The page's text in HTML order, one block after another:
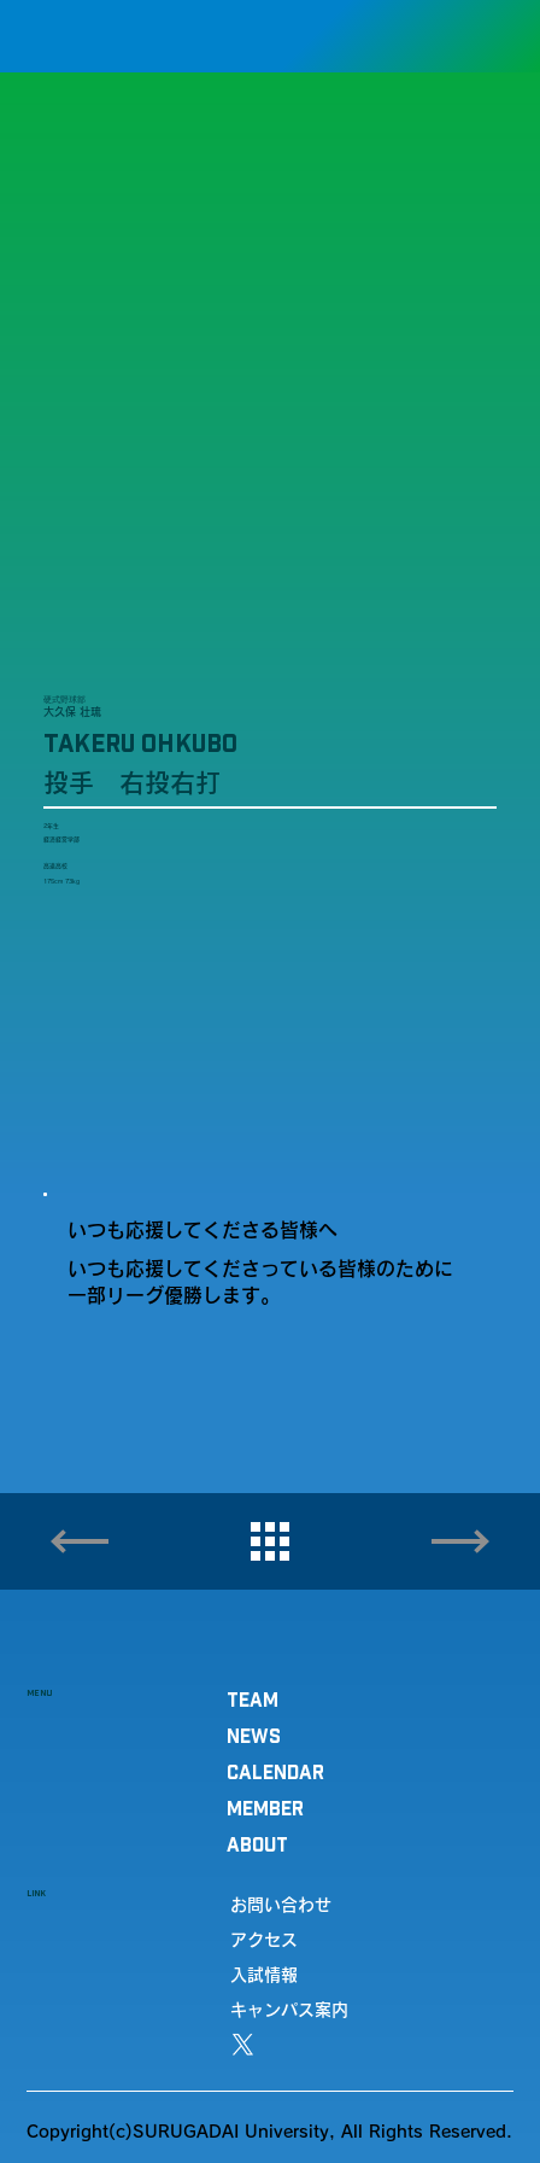
硬式野球部
大久保 壮琉
TAKERU OHKUBO
投手 右投右打
2年生
経済経営学部
高遠高校
175cm 73kg
いつも応援してくださる皆様へ
いつも応援してくださっている皆様のために
一部リーグ優勝します。
MENU
TEAM
NEWS
CALENDAR
MEMBER
ABOUT
LINK
お問い合わせ
アクセス
入試情報
キャンパス案内
Copyright(c)SURUGADAI University, All Rights Reserved.